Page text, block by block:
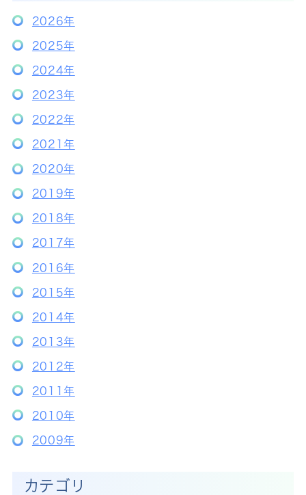
2026年
2025年
2024年
2023年
2022年
2021年
2020年
2019年
2018年
2017年
2016年
2015年
2014年
2013年
2012年
2011年
2010年
2009年
カテゴリ